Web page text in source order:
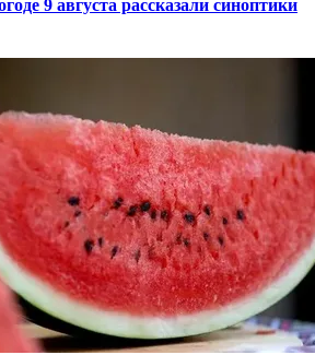
9 августа рассказали синоптики